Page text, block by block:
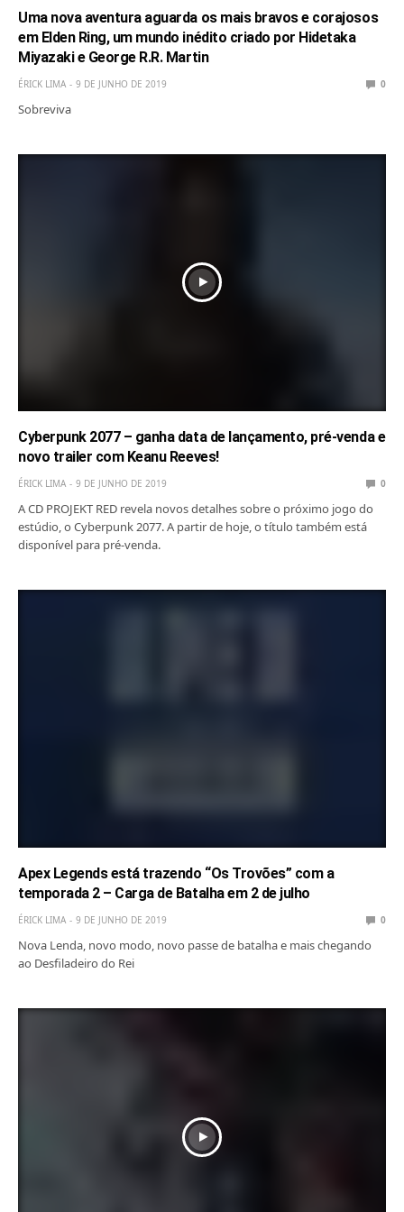
Uma nova aventura aguarda os mais bravos e corajosos
em Elden Ring, um mundo inédito criado por Hidetaka
Miyazaki e George R.R. Martin
ÉRICK LIMA 9 DE JUNHO DE 2019 0
Sobreviva
Cyberpunk 2077 – ganha data de lançamento, pré-venda e
novo trailer com Keanu Reeves!
ÉRICK LIMA 9 DE JUNHO DE 2019 0
A CD PROJEKT RED revela novos detalhes sobre o próximo jogo do
estúdio, o Cyberpunk 2077. A partir de hoje, o título também está
disponível para pré-venda.
Apex Legends está trazendo “Os Trovões” com a
temporada 2 – Carga de Batalha em 2 de julho
ÉRICK LIMA 9 DE JUNHO DE 2019 0
Nova Lenda, novo modo, novo passe de batalha e mais chegando
ao Desfiladeiro do Rei